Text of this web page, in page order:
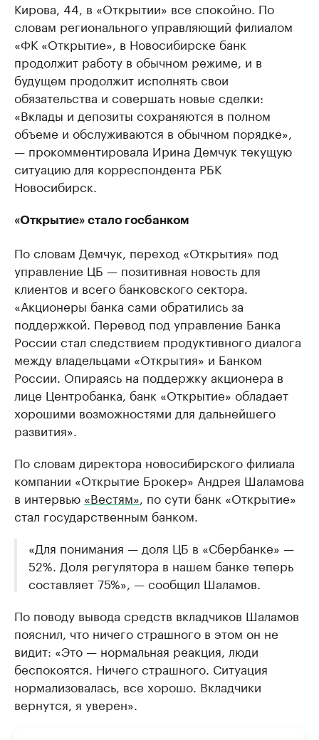
Кирова, 44, в «Открытии» все спокойно. По
словам регионального управляющий филиалом
«ФК «Открытие», в Новосибирске банк
продолжит работу в обычном режиме, и в
будущем продолжит исполнять свои
обязательства и совершать новые сделки:
«Вклады и депозиты сохраняются в полном
объеме и обслуживаются в обычном порядке»,
— прокомментировала Ирина Демчук текущую
ситуацию для корреспондента РБК
Новосибирск.
«Открытие» стало госбанком
По словам Демчук, переход «Открытия» под
управление ЦБ — позитивная новость для
клиентов и всего банковского сектора.
«Акционеры банка сами обратились за
поддержкой. Перевод под управление Банка
России стал следствием продуктивного диалога
между владельцами «Открытия» и Банком
России. Опираясь на поддержку акционера в
лице Центробанка, банк «Открытие» обладает
хорошими возможностями для дальнейшего
развития».
По словам директора новосибирского филиала
компании «Открытие Брокер» Андрея Шаламова
в интервью «Вестям» , по сути банк «Открытие»
стал государственным банком.
«Для понимания — доля ЦБ в «Сбербанке» —
52%. Доля регулятора в нашем банке теперь
составляет 75%», — сообщил Шаламов.
По поводу вывода средств вкладчиков Шаламов
пояснил, что ничего страшного в этом он не
видит: «Это — нормальная реакция, люди
беспокоятся. Ничего страшного. Ситуация
нормализовалась, все хорошо. Вкладчики
вернутся, я уверен».